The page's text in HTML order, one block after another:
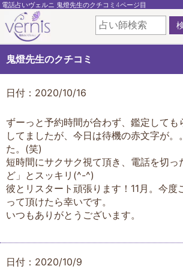
電話占いヴェルニ 鬼燈先生のクチコミ4ページ目
鬼燈先生のクチコミ
日付：2020/10/16
ずーっと予約時間が合わず、鑑定しても
してましたが、今日は待機の赤文字が。
た。(笑)
短時間にサクサク視て頂き、電話を切っ
ど」とスッキリ(^-^)
彼とリスタート頑張ります！11月。今度
って頂けたら幸いです。
いつもありがとうございます。
日付：2020/10/9